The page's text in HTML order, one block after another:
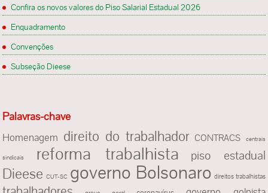
Confira os novos valores do Piso Salarial Estadual 2026
Enquadramento
Convenções
Subseção Dieese
Palavras-chave
Homenagem direito do trabalhador CONTRACS centrais
sindicais reforma trabalhista piso estadual
Dieese CUT-SC governo Bolsonaro direitos trabalhistas